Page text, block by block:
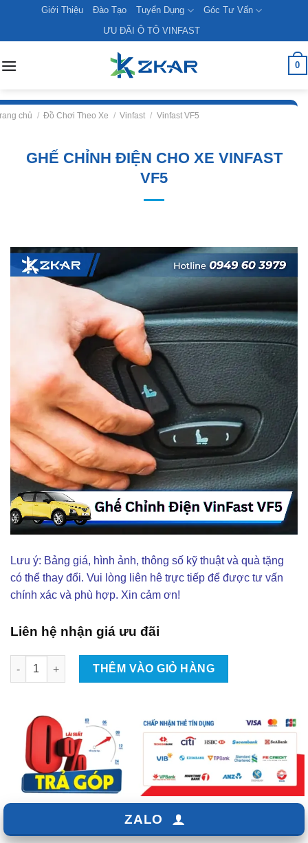
content
Giới Thiệu Đào Tạo Tuyển Dụng
Góc Tư Vấn
ƯU ĐÃI Ô TÔ VINFAST
0
chủ / Đồ Chơi Theo Xe / Vinfast / Vinfast VF5
GHẾ CHỈNH ĐIỆN CHO XE VINFAST
VF5
Lưu ý: Bảng giá, hình ảnh, thông số kỹ thuật và quà tặng
có thể thay đổi. Vui lòng liên hê trực tiếp để được tư vấn
chính xác và phù hợp. Xin cảm ơn!
Liên hệ nhận giá ưu đãi
Ghế Chỉnh Điện Cho Xe VinFast VF5 số lượng
THÊM VÀO GIỎ HÀNG
ZALO